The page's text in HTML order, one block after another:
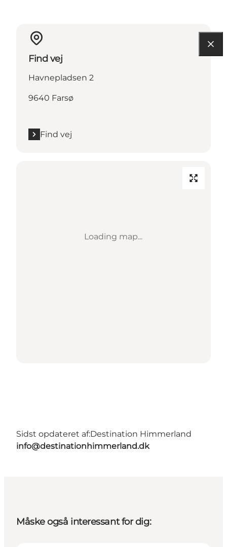
Find vej
Havnepladsen 2
9640 Farsø
Find vej
Loading map...
Sidst opdateret af:Destination Himmerland
info@destinationhimmerland.dk
Måske også interessant for dig: